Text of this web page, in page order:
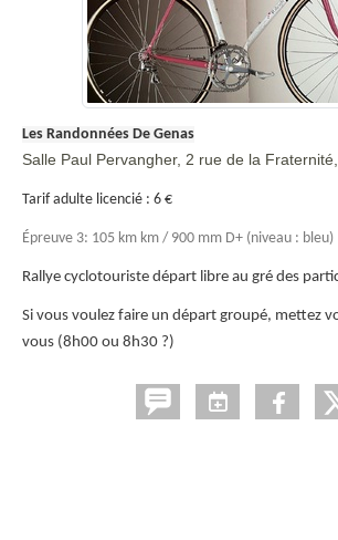
Les Randonnées De Genas
Salle Paul Pervangher, 2 rue de la
Tarif adulte licencié : 6 €
Épreuve 3: 105 km km / 900 mm D+ (niveau : bleu)
Rallye cyclotouriste départ libre au gré des
Si vous voulez faire un départ groupé, mettez
vous (8h00 ou 8h30 ?)